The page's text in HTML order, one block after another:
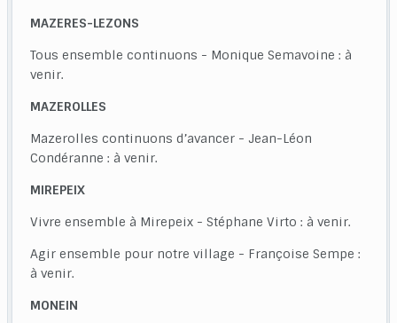
MAZERES-LEZONS
Tous ensemble continuons - Monique Semavoine : à
venir.
MAZEROLLES
Mazerolles continuons d’avancer - Jean-Léon
Condéranne : à venir.
MIREPEIX
Vivre ensemble à Mirepeix - Stéphane Virto : à venir.
Agir ensemble pour notre village - Françoise Sempe :
à venir.
MONEIN